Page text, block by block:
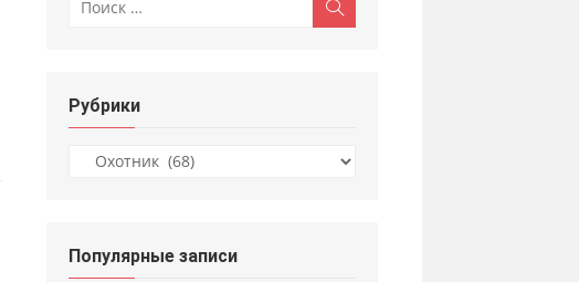
Рубрики
Рубрики
Популярные записи